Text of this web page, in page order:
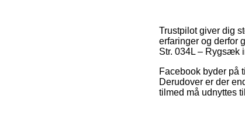
Trustpilot giver dig
erfaringer og derfor
Str. 034L – Rygsæk
Facebook byder på
Derudover er der
tilmed må udnyttes